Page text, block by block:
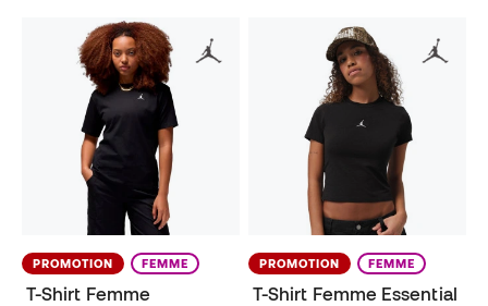
PROMOTION FEMME
T-Shirt Femme
PROMOTION FEMME
T-Shirt Femme Essential